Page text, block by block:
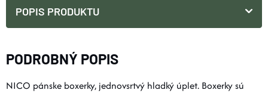
POPIS PRODUKTU
PODROBNÝ POPIS
NICO pánske boxerky, jednovsrtvý hladký úplet. Boxerky sú